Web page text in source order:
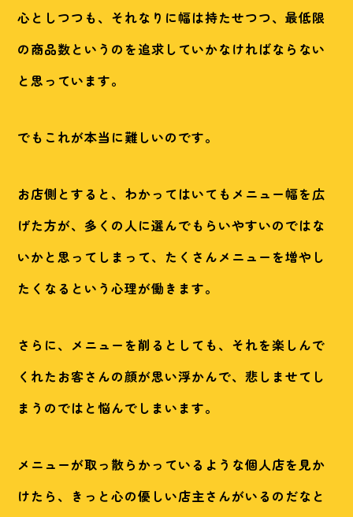
心としつつも、それなりに幅は持たせつつ、最低限
の商品数というのを追求していかなければならない
と思っています。
でもこれが本当に難しいのです。
お店側とすると、わかってはいてもメニュー幅を広
げた方が、多くの人に選んでもらいやすいのではな
いかと思ってしまって、たくさんメニューを増やし
たくなるという心理が働きます。
さらに、メニューを削るとしても、それを楽しんで
くれたお客さんの顔が思い浮かんで、悲しませてし
まうのではと悩んでしまいます。
メニューが取っ散らかっているような個人店を見か
けたら、きっと心の優しい店主さんがいるのだなと